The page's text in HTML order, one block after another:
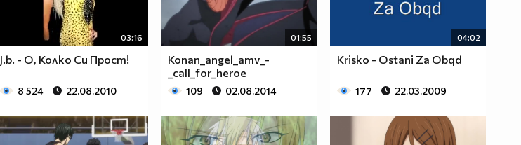
03:16
J.b. - О, Колко Си Прост!
8 524 22.08.2010
01:55
Konan_angel_amv_-
_call_for_heroe
109 02.08.2014
04:02
Krisko - Ostani Za Obqd
177 22.03.2009